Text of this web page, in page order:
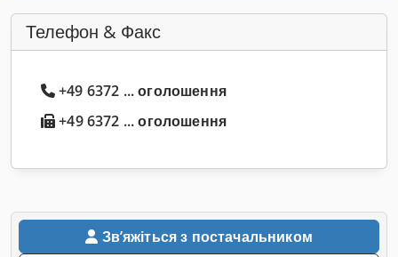
Телефон & Факс
+49 6372 ... оголошення
+49 6372 ... оголошення
Звʼяжіться з постачальником